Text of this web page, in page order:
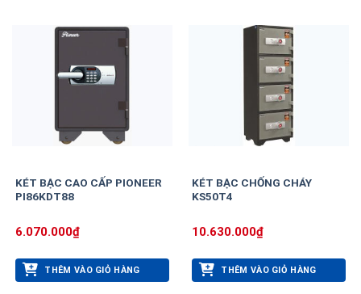
KÉT BẠC CAO CẤP PIONEER
PI86KDT88
6.070.000₫
THÊM VÀO GIỎ HÀNG
KÉT BẠC CHỐNG CHÁY
KS50T4
10.630.000₫
THÊM VÀO GIỎ HÀNG